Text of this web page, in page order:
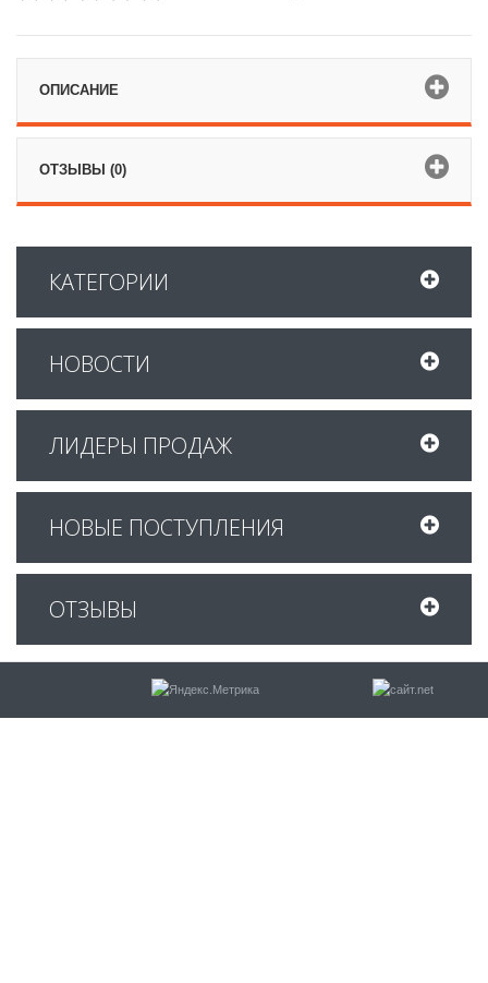
ОПИСАНИЕ
ОТЗЫВЫ (0)
КАТЕГОРИИ
НОВОСТИ
ЛИДЕРЫ ПРОДАЖ
НОВЫЕ ПОСТУПЛЕНИЯ
ОТЗЫВЫ